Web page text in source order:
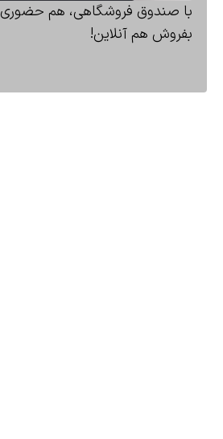
با صندوق فروشگاهی، هم حضوری
بفروش هم آنلاین!